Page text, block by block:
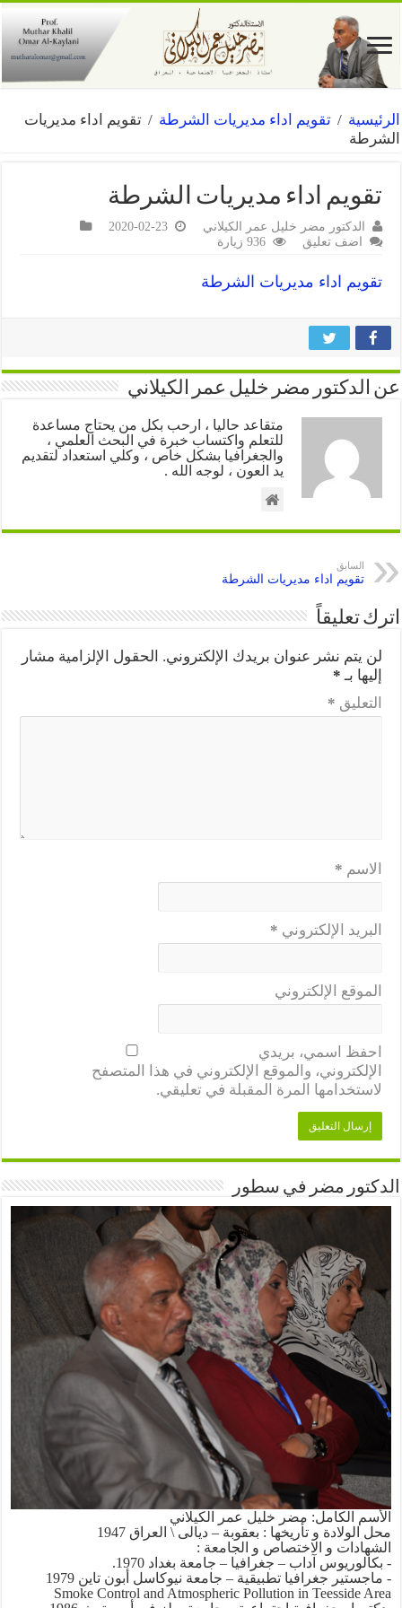
الرئيسية / تقويم اداء مديريات الشرطة / تقويم اداء مديريات
الشرطة
تقويم اداء مديريات الشرطة
الدكتور مضر خليل عمر الكيلاني
2020-02-23
اضف تعليق
936 زيارة
تقويم اداء مديريات الشرطة
عن الدكتور مضر خليل عمر الكيلاني
متقاعد حاليا ، ارحب بكل من يحتاج مساعدة
للتعلم واكتساب خبرة في البحث العلمي ،
والجغرافيا بشكل خاص ، وكلي استعداد لتقديم
يد العون ، لوجه الله .
السابق
تقويم اداء مديريات الشرطة
اترك تعليقاً
لن يتم نشر عنوان بريدك الإلكتروني. الحقول الإلزامية مشار
إليها بـ *
التعليق *
الاسم *
البريد الإلكتروني *
الموقع الإلكتروني
احفظ اسمي، بريدي
الإلكتروني، والموقع الإلكتروني في هذا المتصفح
لاستخدامها المرة المقبلة في تعليقي.
الدكتور مضر في سطور
الأسم الكامل: مضر خليل عمر الكيلاني
محل الولادة و تأريخها : بعقوبة – ديالى \ العراق 1947
الشهادات و الاختصاص و الجامعة :
- بكالوريوس آداب – جغرافيا – جامعة بغداد 1970.
- ماجستير جغرافيا تطبيقية – جامعة نيوكاسل أبون تاين 1979
Smoke Control and Atmospheric Pollution in Teesside Area